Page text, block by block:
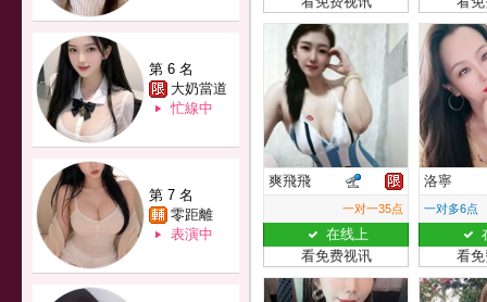
第 6 名
大奶當道
忙線中
第 7 名
零距離
表演中
爽飛飛
一对一35点
在线上
看免费视讯
洛寧
一对多6点
看